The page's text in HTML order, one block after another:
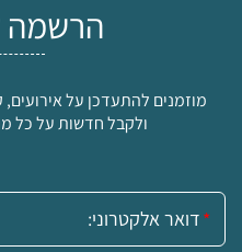
₪
הרשמה
מוזמנים להתעדכן על
ולקבל חדשות על כל
אימייל: